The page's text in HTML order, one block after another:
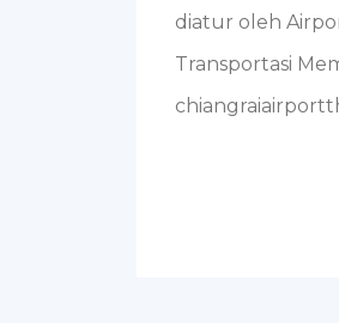
diatur oleh
Transportasi